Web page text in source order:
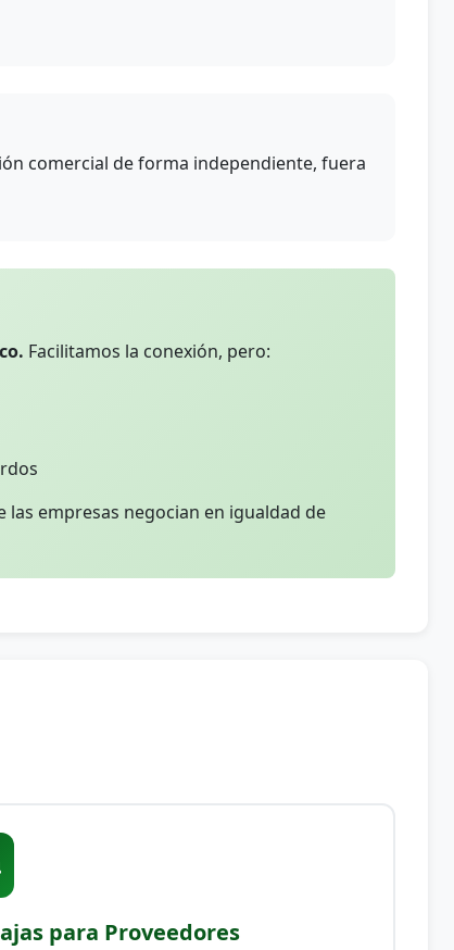
comercial de forma independiente, fuera
Facilitamos la conexión, pero:
las empresas negocian en igualdad de
para Proveedores